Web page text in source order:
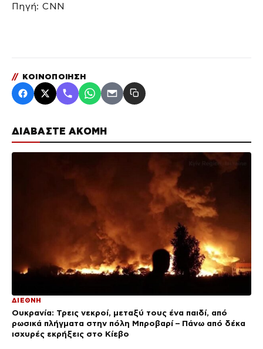
ΔΙΑΒΑΣΤΕ ΑΚΟΜΗ
ΔΙΕΘΝΗ
Ουκρανία: Τρεις νεκροί, μεταξύ τους ένα παιδί, από
ρωσικά πλήγματα στην πόλη Μπροβαρί – Πάνω από δέκα
ισχυρές εκρήξεις στο Κίεβο
Πηγή: CNN
// ΚΟΙΝΟΠΟΙΗΣΗ